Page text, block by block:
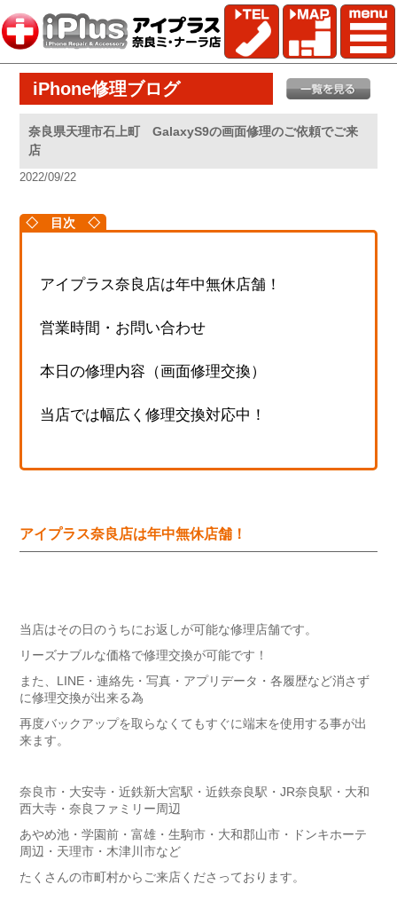
iPhone修理ブログ
奈良県天理市石上町 GalaxyS9の画面修理のご依頼でご来
店
2022/09/22
◇ 目次 ◇
アイプラス奈良店は年中無休店舗！
営業時間・お問い合わせ
本日の修理内容（画面修理交換）
当店では幅広く修理交換対応中！
アイプラス奈良店は年中無休店舗！
当店はその日のうちにお返しが可能な修理店舗です。
リーズナブルな価格で修理交換が可能です！
また、LINE・連絡先・写真・アプリデータ・各履歴など消さず
に修理交換が出来る為
再度バックアップを取らなくてもすぐに端末を使用する事が出
来ます。
奈良市・大安寺・近鉄新大宮駅・近鉄奈良駅・JR奈良駅・大和
西大寺・奈良ファミリー周辺
あやめ池・学園前・富雄・生駒市・大和郡山市・ドンキホーテ
周辺・天理市・木津川市など
たくさんの市町村からご来店くださっております。